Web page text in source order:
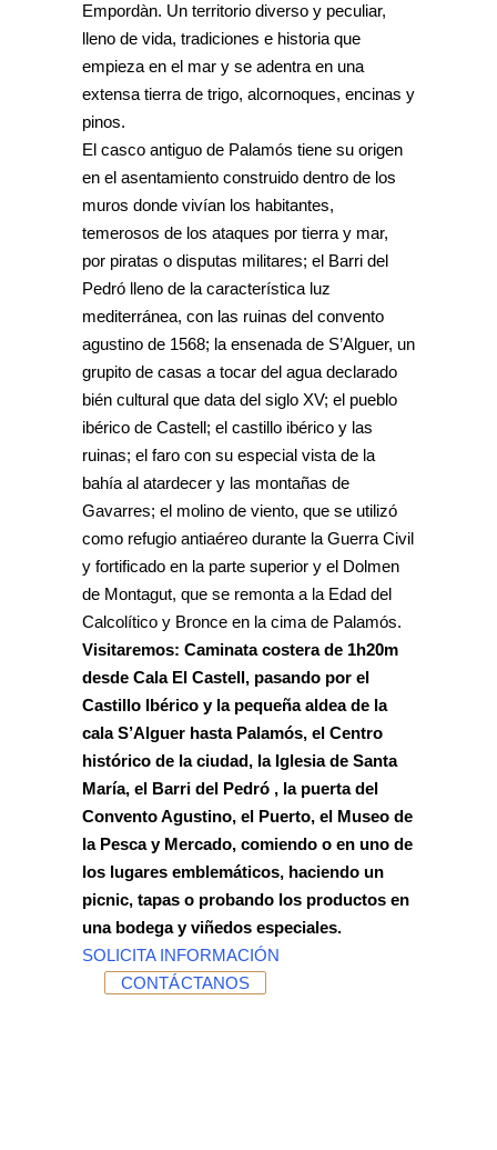
Empordàn. Un territorio diverso y peculiar,
lleno de vida, tradiciones e historia que
empieza en el mar y se adentra en una
extensa tierra de trigo, alcornoques, encinas y
pinos.
El casco antiguo de Palamós tiene su origen
en el asentamiento construido dentro de los
muros donde vivían los habitantes,
temerosos de los ataques por tierra y mar,
por piratas o disputas militares; el Barri del
Pedró lleno de la característica luz
mediterránea, con las ruinas del convento
agustino de 1568; la ensenada de S’Alguer, un
grupito de casas a tocar del agua declarado
bién cultural que data del siglo XV; el pueblo
ibérico de Castell; el castillo ibérico y las
ruinas; el faro con su especial vista de la
bahía al atardecer y las montañas de
Gavarres; el molino de viento, que se utilizó
como refugio antiaéreo durante la Guerra Civil
y fortificado en la parte superior y el Dolmen
de Montagut, que se remonta a la Edad del
Calcolítico y Bronce en la cima de Palamós.
Visitaremos: Caminata costera de 1h20m
desde Cala El Castell, pasando por el
Castillo Ibérico y la pequeña aldea de la
cala S’Alguer hasta Palamós, el Centro
histórico de la ciudad, la Iglesia de Santa
María, el Barri del Pedró , la puerta del
Convento Agustino, el Puerto, el Museo de
la Pesca y Mercado, comiendo o en uno de
los lugares emblemáticos, haciendo un
picnic, tapas o probando los productos en
una bodega y viñedos especiales.
SOLICITA INFORMACIÓN
CONTÁCTANOS